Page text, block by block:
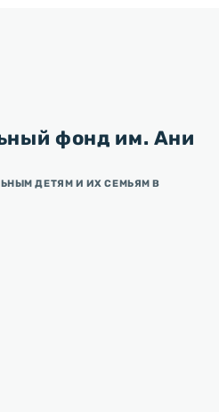
фонд им. Ани
ДЕТЯМ И ИХ СЕМЬЯМ В